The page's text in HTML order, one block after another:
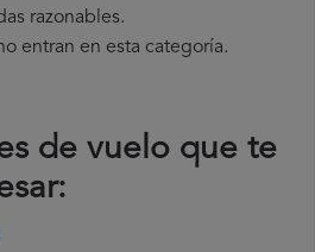
razonables.
entran en esta categoría.
de vuelo que te